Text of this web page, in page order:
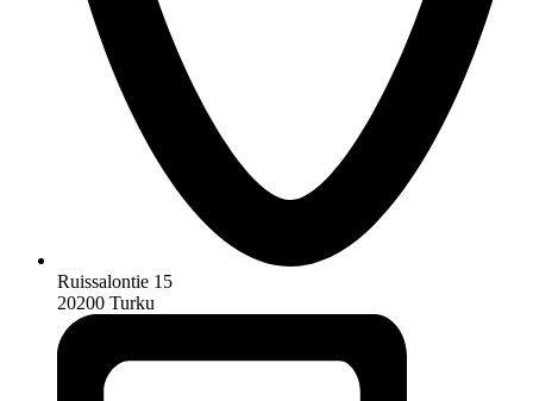
Ruissalontie 15
20200 Turku